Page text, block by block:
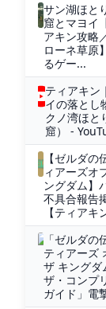
サン湖ほと
窟とマヨイ
アキン攻略
ローネ草原
るゲー...
ティアキン
イの落とし
クノ湾ほと
窟） -
【ゼルダの
ィアーズオ
ングダム】
不具合報告
【ティアキ
「ゼルダ
ティアーズ
ザ キング
ザ・コンプ
ガイド」電